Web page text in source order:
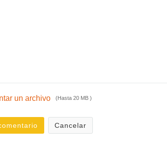
un archivo (Hasta 20 MB )
Cancelar